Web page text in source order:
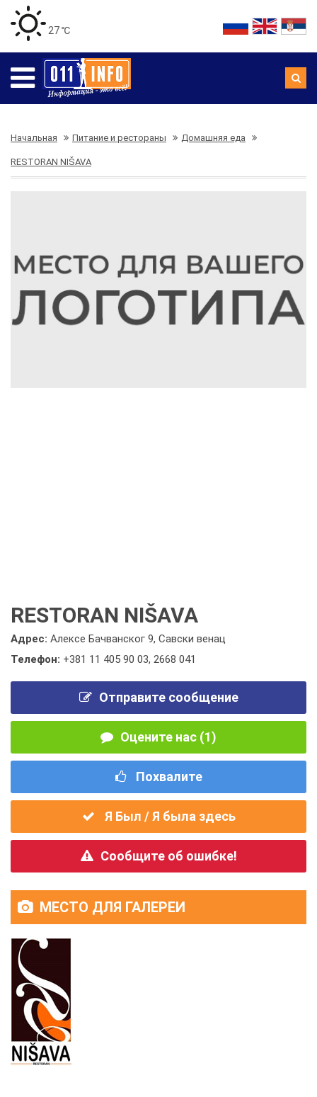
27 ℃
Начальная Питание и рестораны Домашняя еда
RESTORAN NIŠAVA
RESTORAN NIŠAVA
Адрес: Алексе Бачванског 9, Савски венац
Телефон: +381 11 405 90 03, 2668 041
Отправите сообщение
Оцените нас (1)
Похвалите
Я Был / Я была здесь
Сообщите об ошибке!
МЕСТО ДЛЯ ГАЛЕРЕИ